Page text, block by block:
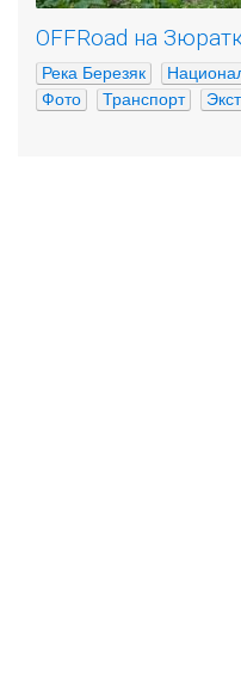
OFFRoad на
Река Березяк
Фото
Транспорт